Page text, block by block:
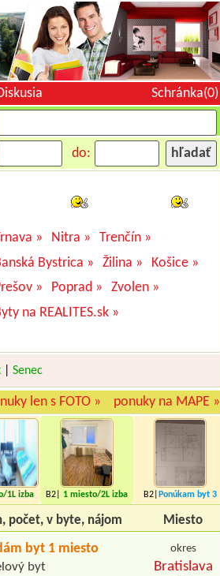
Schránka(0)
do:
» Nitra »
Trenčín »
Bystrica »
Žilina »
Košice »
»
Poprad »
Zvolen »
na REALITES.sk »
|Senec
len s FOTO » ponuky na MAPE »
/1L izba B2| 1 miesto/2L izba B2| Ponúkam byt3
miesta
počet, v byte, nájom Miesto
byt 1 miesto
byt
okres
Bratislava